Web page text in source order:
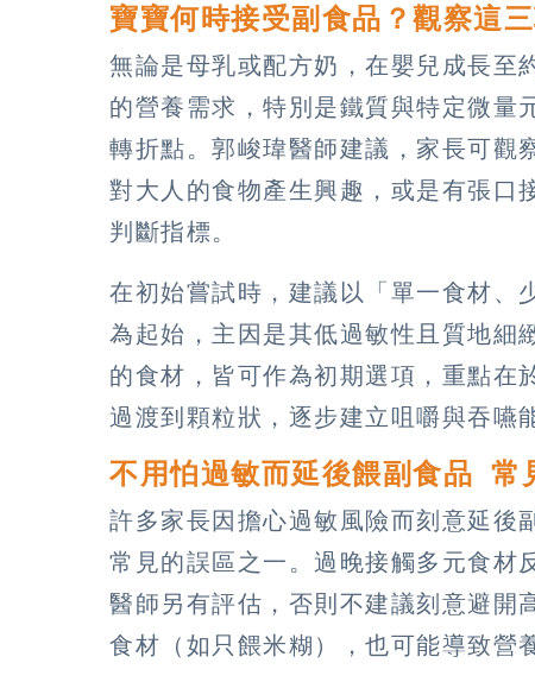
寶寶何時接受副食品？觀察這
無論是母乳或配方奶，在嬰兒成長至
的營養需求，特別是鐵質與特定微量
轉折點。郭峻瑋醫師建議，家長可觀
對大人的食物產生興趣，或是有張口
判斷指標。
在初始嘗試時，建議以「單一食材、
為起始，主因是其低過敏性且質地細
的食材，皆可作為初期選項，重點在
過渡到顆粒狀，逐步建立咀嚼與吞嚥
不用怕過敏而延後餵副食品 常
許多家長因擔心過敏風險而刻意延後
常見的誤區之一。過晚接觸多元食材
醫師另有評估，否則不建議刻意避開
食材（如只餵米糊），也可能導致營